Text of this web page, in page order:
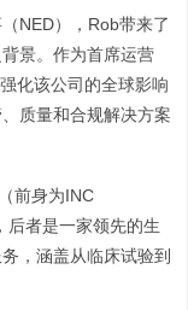
NED），Rob带来了
景。作为首席运营
化该公司的全球影响
质量和合规解决方案
前身为INC
后者是一家领先的生
，涵盖从临床试验到